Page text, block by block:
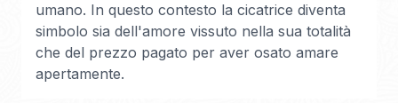
umano. In questo contesto la cicatrice diventa
simbolo sia dell'amore vissuto nella sua totalità
che del prezzo pagato per aver osato amare
apertamente.